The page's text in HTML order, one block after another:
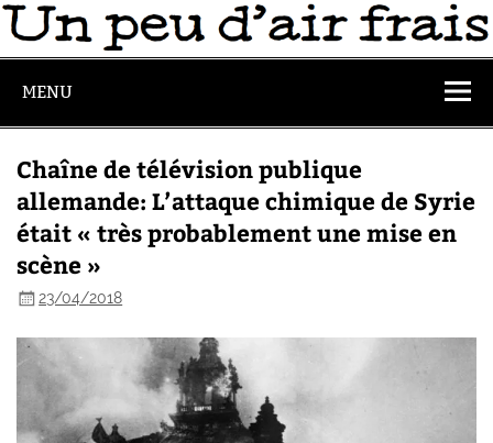
MENU
Chaîne de télévision publique
allemande: L’attaque chimique de Syrie
était « très probablement une mise en
scène »
23/04/2018